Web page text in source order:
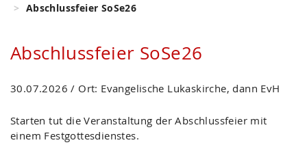
Abschlussfeier SoSe26
Abschlussfeier SoSe26
30.07.2026 / Ort: Evangelische Lukaskirche, dann EvH
Starten tut die Veranstaltung der Abschlussfeier mit
einem Festgottesdienstes.